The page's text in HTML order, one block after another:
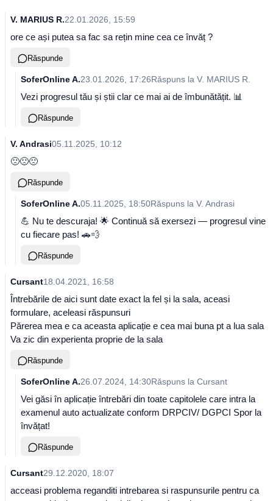
V. MARIUS R.22.01.2026, 15:59
ore ce ași putea sa fac sa rețin mine cea ce învăț ?
Răspunde
SoferOnline A.23.01.2026, 17:26Răspuns la V. MARIUS R.
Vezi progresul tău și știi clar ce mai ai de îmbunătățit. 📊
Răspunde
V. Andrasi05.11.2025, 10:12
🙁🙁🙁
Răspunde
SoferOnline A.05.11.2025, 18:50Răspuns la V. Andrasi
💪 Nu te descuraja! 🌟 Continuă să exersezi — progresul vine
cu fiecare pas! 🚗💨
Răspunde
Cursant18.04.2021, 16:58
Întrebările de aici sunt date exact la fel și la sala, aceasi
formulare, aceleasi răspunsuri
Părerea mea e ca aceasta aplicație e cea mai buna pt a lua sala
Va zic din experienta proprie de la sala
Răspunde
SoferOnline A.26.07.2024, 14:30Răspuns la Cursant
Vei găsi în aplicație întrebări din toate capitolele care intra la
examenul auto actualizate conform DRPCIV/ DGPCI Spor la
învățat!
Răspunde
Cursant29.12.2020, 18:07
acceasi problema reganditi intrebarea si raspunsurile pentru ca